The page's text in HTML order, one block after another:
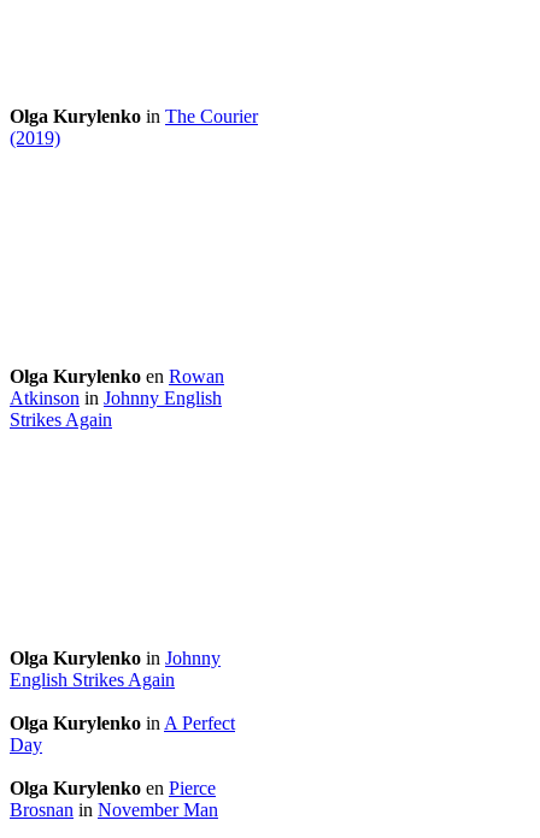
Olga Kurylenko in The Courier
(2019)
Olga Kurylenko en Rowan
Atkinson in Johnny English
Strikes Again
Olga Kurylenko in Johnny
English Strikes Again
Olga Kurylenko in A Perfect
Day
Olga Kurylenko en Pierce
Brosnan in November Man